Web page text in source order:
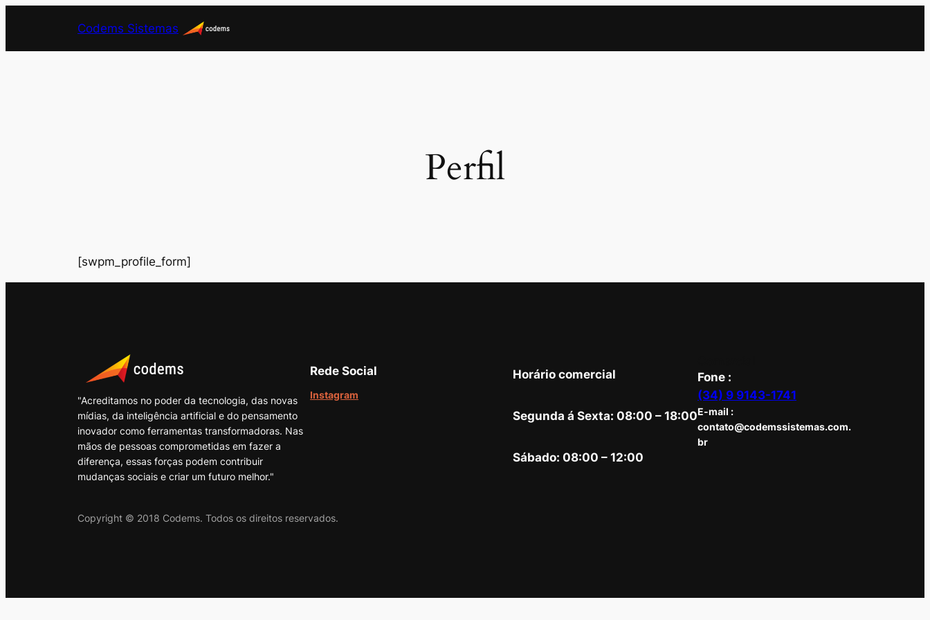
o
Codems Sistemas
Perfil
[swpm_profile_form]
"Acreditamos no poder da tecnologia, das novas
mídias, da inteligência artificial e do pensamento
inovador como ferramentas transformadoras. Nas
mãos de pessoas comprometidas em fazer a
diferença, essas forças podem contribuir
mudanças sociais e criar um futuro melhor."
Rede Social
Instagram
Horário comercial
Segunda á Sexta: 08:00 – 18:00
Sábado: 08:00 – 12:00
Fone :
(34) 9 9143-1741
E-mail :
contato@codemssistemas.com.
br
Copyright © 2018 Codems. Todos os direitos reservados.